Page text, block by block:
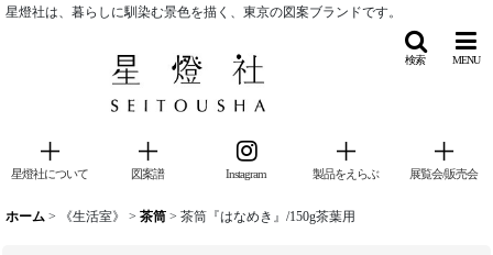
星燈社は、暮らしに馴染む景色を描く、東京の図案ブランドです。
検索 MENU
星燈社について 図案譜 Instagram 製品をえらぶ 展覧会/販売会
ホーム > 《生活室》 > 茶筒 > 茶筒『はなめき』/150g茶葉用